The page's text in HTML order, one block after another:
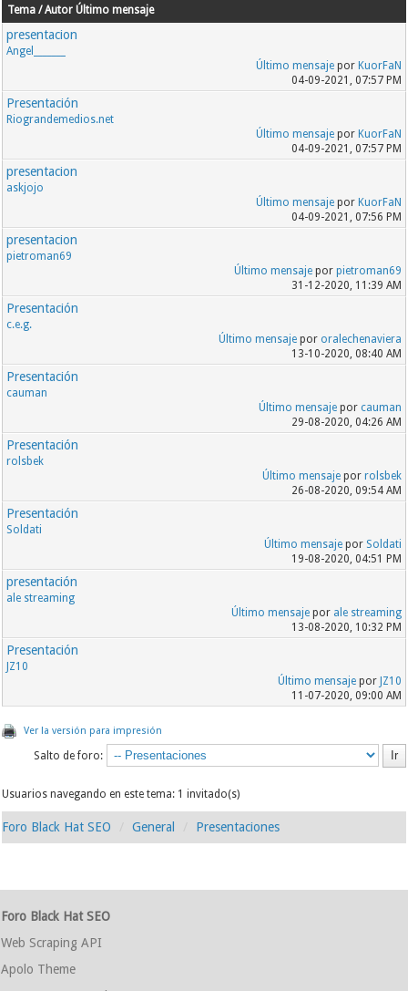
Tema / Autor Último mensaje
presentacion
Angel_______
Último mensajepor KuorFaN
04-09-2021, 07:57 PM
Presentación
Riograndemedios.net
Último mensajepor KuorFaN
04-09-2021, 07:57 PM
presentacion
askjojo
Último mensajepor KuorFaN
04-09-2021, 07:56 PM
presentacion
pietroman69
Último mensajepor pietroman69
31-12-2020, 11:39 AM
Presentación
c.e.g.
Último mensajepor oralechenaviera
13-10-2020, 08:40 AM
Presentación
cauman
Último mensajepor cauman
29-08-2020, 04:26 AM
Presentación
rolsbek
Último mensajepor rolsbek
26-08-2020, 09:54 AM
Presentación
Soldati
Último mensajepor Soldati
19-08-2020, 04:51 PM
presentación
ale streaming
Último mensajepor ale streaming
13-08-2020, 10:32 PM
Presentación
JZ10
Último mensajepor JZ10
11-07-2020, 09:00 AM
Ver la versión para impresión
Salto de foro:
Usuarios navegando en este tema: 1 invitado(s)
Foro Black Hat SEO General Presentaciones
Foro Black Hat SEO
Web Scraping API
Apolo Theme